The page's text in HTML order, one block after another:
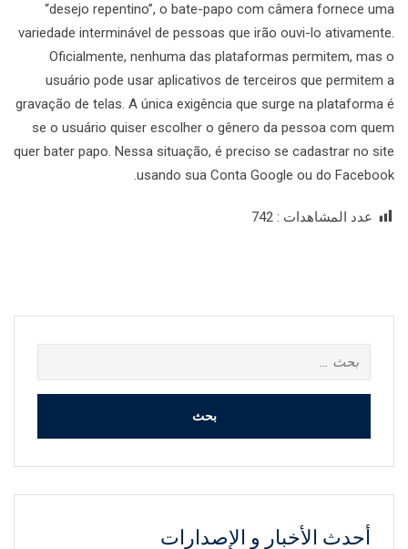
“desejo repentino”, o bate-papo com câmera fornece uma
variedade interminável de pessoas que irão ouvi-lo ativamente.
Oficialmente, nenhuma das plataformas permitem, mas o
usuário pode usar aplicativos de terceiros que permitem a
gravação de telas. A única exigência que surge na plataforma é
se o usuário quiser escolher o gênero da pessoa com quem
quer bater papo. Nessa situação, é preciso se cadastrar no site
usando sua Conta Google ou do Facebook.
عدد المشاهدات : 742
عن:
أحدث الأخبار و الإصدارات